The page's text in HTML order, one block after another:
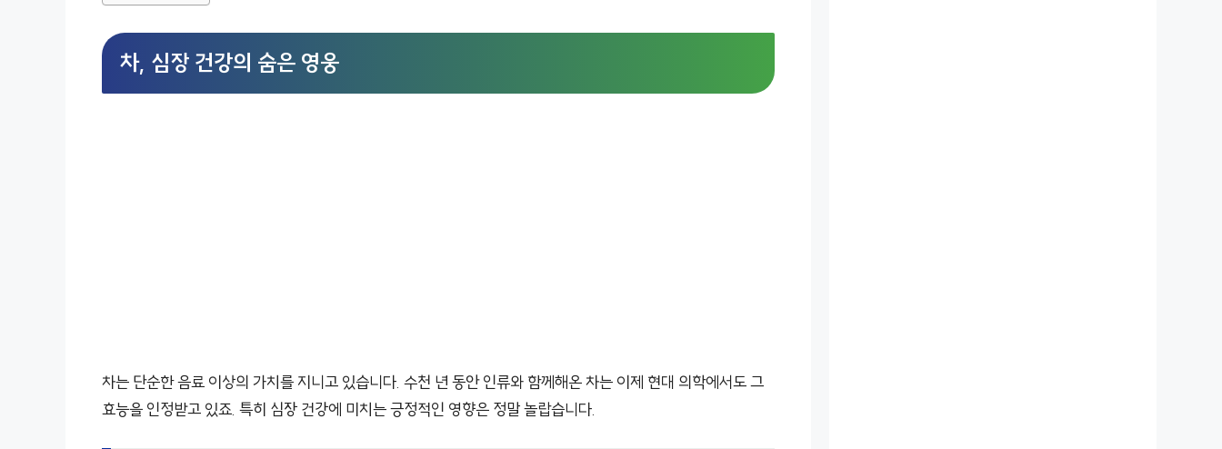
차, 심장 건강의 숨은 영웅
차는 단순한 음료 이상의 가치를 지니고 있습니다. 수천 년 동안 인류와 함께해온 차는 이제 현대 의학에서도 그
효능을 인정받고 있죠. 특히 심장 건강에 미치는 긍정적인 영향은 정말 놀랍습니다.